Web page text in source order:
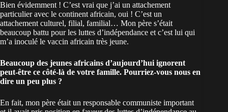
Bien évidemment ! C’est vrai que j’ai un attachement
particulier avec le continent africain, oui ! C’est un
attachement culturel, filial, familial… Mon père s’était
beaucoup battu pour les luttes d’indépendance et c’est lui qui
m’a inoculé le vaccin africain très jeune.
Beaucoup des jeunes africains d’aujourd’hui ignorent
peut-être ce côté-là de votre famille. Pourriez-vous nous en
dire un peu plus ?
En fait, mon père était un responsable communiste important